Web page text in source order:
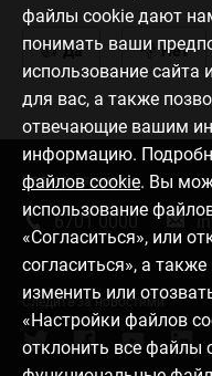
Да Нет
файлы cookie дают
понимать ваши
использование сайта
для вас, а также
отвечающие вашим
информацию.
файлов cookie. Вы
использование
«Согласиться», или
согласиться», а
изменить или
«Настройки файлов
отклонить все файлы
Связаться с нами
6701 0000
Следите за новостями